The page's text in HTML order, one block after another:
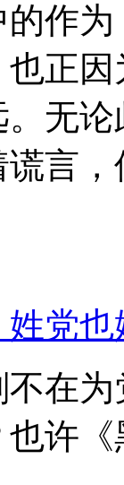
作
正
无
言
姓党
不在
许